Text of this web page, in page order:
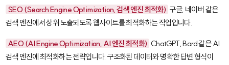
SEO (Search Engine Optimization, 검색 엔진 최적화) 구글, 네이버 같은
검색 엔진에서 상위 노출되도록 웹사이트를 최적화하는 작업입니다.
AEO (AI Engine Optimization, AI 엔진 최적화) ChatGPT, Bard 같은 AI
검색 엔진에 최적화하는 전략입니다. 구조화된 데이터와 명확한 답변 형식이